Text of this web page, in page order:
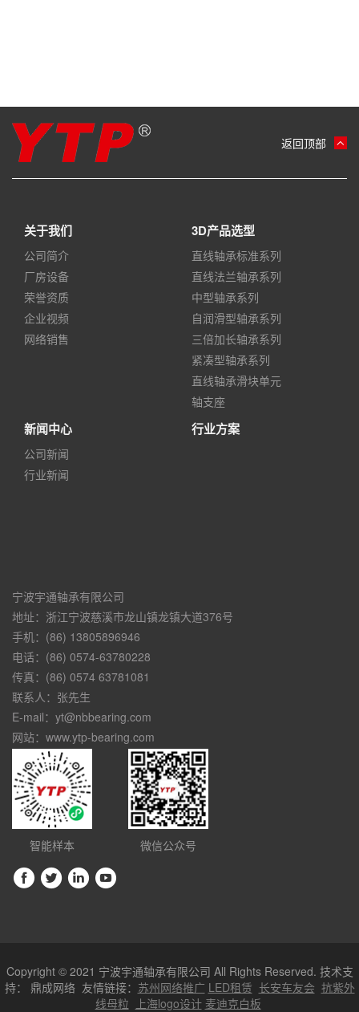
返回顶部
关于我们
公司简介
厂房设备
荣誉资质
企业视频
网络销售
3D产品选型
直线轴承标准系列
直线法兰轴承系列
中型轴承系列
自润滑型轴承系列
三倍加长轴承系列
紧凑型轴承系列
直线轴承滑块单元
轴支座
新闻中心
公司新闻
行业新闻
行业方案
宁波宇通轴承有限公司
地址：浙江宁波慈溪市龙山镇龙镇大道376号
手机：(86) 13805896946
电话：(86) 0574-63780228
传真：(86) 0574 63781081
联系人：张先生
E-mail：yt@nbbearing.com
网站：www.ytp-bearing.com
智能样本 微信公众号
Copyright © 2021 宁波宇通轴承有限公司 All Rights Reserved. 技术支
持： 鼎成网络友情链接： 苏州网络推广 LED租赁 长安车友会 抗紫外
线母粒
上海logo设计 麦迪克白板